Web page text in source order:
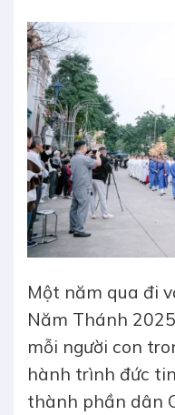
Một năm qua đi
Năm Thánh
mỗi người con
hành trình đức
thành phần dân